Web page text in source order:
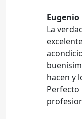
Eugenio
La
hacen y
Perfecto